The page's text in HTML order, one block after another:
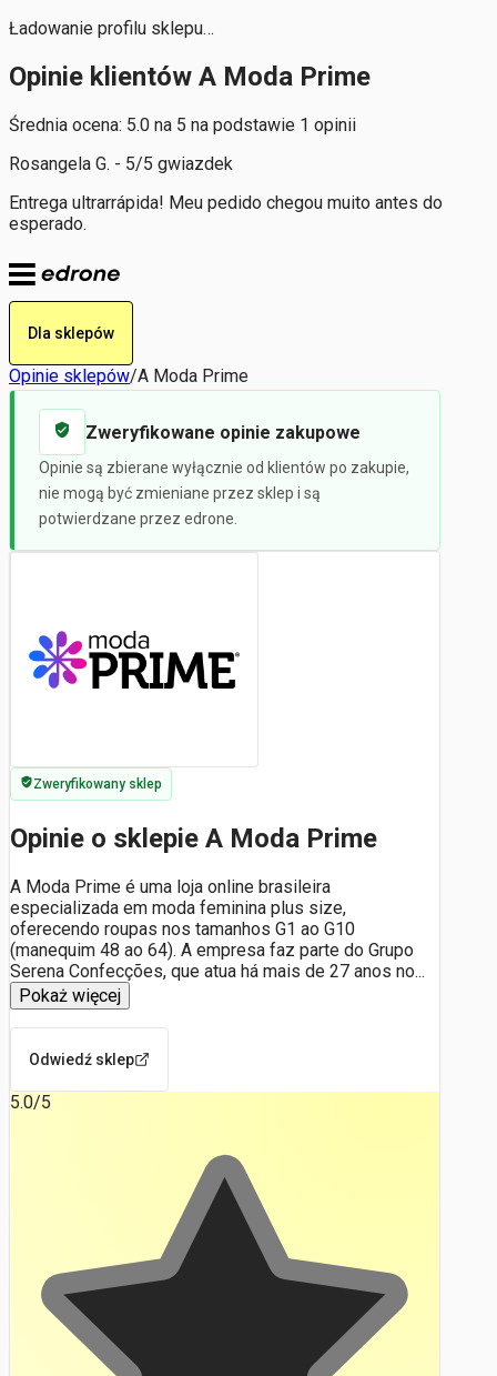
Ładowanie profilu sklepu…
Opinie klientów A Moda Prime
Średnia ocena: 5.0 na 5 na podstawie 1 opinii
Rosangela G. - 5/5 gwiazdek
Entrega ultrarrápida! Meu pedido chegou muito antes do
esperado.
Dla sklepów
Opinie sklepów/A Moda Prime
Zweryfikowane opinie zakupowe
Opinie są zbierane wyłącznie od klientów po zakupie,
nie mogą być zmieniane przez sklep i są
potwierdzane przez edrone.
Zweryfikowany sklep
Opinie o sklepie A Moda Prime
A Moda Prime é uma loja online brasileira
especializada em moda feminina plus size,
oferecendo roupas nos tamanhos G1 ao G10
(manequim 48 ao 64). A empresa faz parte do Grupo
Serena Confecções, que atua há mais de 27 anos no...
Pokaż więcej
Odwiedź sklep
5.0/5